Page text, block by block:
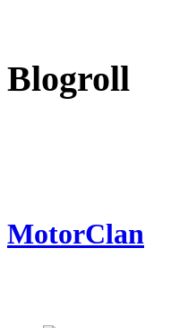
Blogroll
MotorClan